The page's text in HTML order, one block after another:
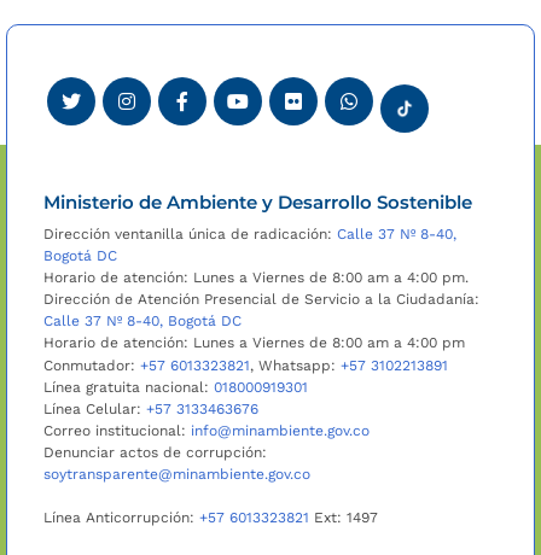
Ministerio de Ambiente y Desarrollo Sostenible
Dirección ventanilla única de radicación: Calle 37 Nº 8-40,
Bogotá DC
Horario de atención: Lunes a Viernes de 8:00 am a 4:00 pm.
Dirección de Atención Presencial de Servicio a la Ciudadanía:
Calle 37 Nº 8-40, Bogotá DC
Horario de atención: Lunes a Viernes de 8:00 am a 4:00 pm
Conmutador: +57 6013323821, Whatsapp: +57 3102213891
Línea gratuita nacional: 018000919301
Línea Celular: +57 3133463676
Correo institucional: info@minambiente.gov.co
Denunciar actos de corrupción:
soytransparente@minambiente.gov.co
Línea Anticorrupción: +57 6013323821 Ext: 1497